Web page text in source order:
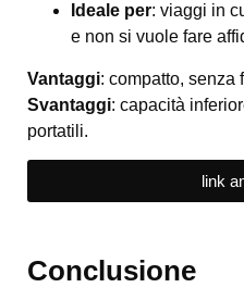
Ideale per: viaggi in
e non si vuole fare
Vantaggi: compatto, senza
Svantaggi: capacità
portatili.
link
Conclusione